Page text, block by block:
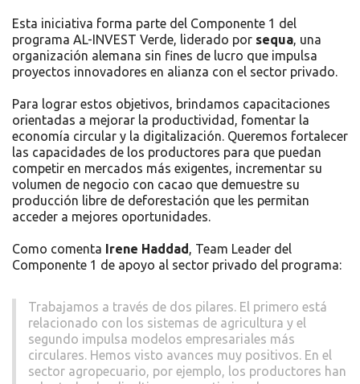
Esta iniciativa forma parte del Componente 1 del
programa AL-INVEST Verde, liderado por sequa, una
organización alemana sin fines de lucro que impulsa
proyectos innovadores en alianza con el sector privado.
Para lograr estos objetivos, brindamos capacitaciones
orientadas a mejorar la productividad, fomentar la
economía circular y la digitalización. Queremos fortalecer
las capacidades de los productores para que puedan
competir en mercados más exigentes, incrementar su
volumen de negocio con cacao que demuestre su
producción libre de deforestación que les permitan
acceder a mejores oportunidades.
Como comenta Irene Haddad, Team Leader del
Componente 1 de apoyo al sector privado del programa:
Trabajamos a través de dos pilares. El primero está
relacionado con los sistemas de agricultura y el
segundo impulsa modelos empresariales más
circulares. Hemos visto avances muy positivos. En el
sector agropecuario, por ejemplo, los productores han